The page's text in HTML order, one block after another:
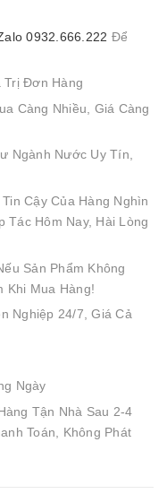
0932.666.222 Để
Trị Đơn Hàng
Càng Nhiều, Giá Càng
Ngành Nước Uy Tín,
Cậy Của Hàng Nghìn
Tác Hôm Nay, Hài Lòng
Sản Phẩm Không
Khi Mua Hàng!
Nghiệp 24/7, Giá Cả
Ngày
Tận Nhà Sau 2-4
Toán, Không Phát